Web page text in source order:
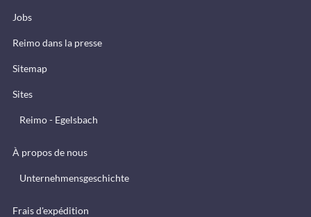
Jobs
Reimo dans la presse
Sitemap
Sites
Reimo - Egelsbach
À propos de nous
Unternehmensgeschichte
Frais d'expédition